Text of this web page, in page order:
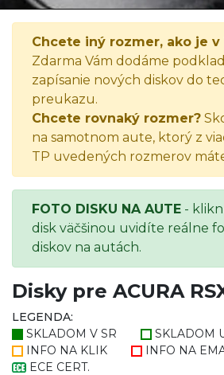
ACURA RSX, RSX, 2022
Chcete iný rozmer, ako je v
Zdarma Vám dodáme
zapísanie nových diskov do
preukazu.
Chcete rovnaký rozmer?
na samotnom aute, ktorý z
TP uvedených rozmerov
FOTO DISKU NA AUTE -
disk väčšinou uvidíte reálne
diskov na autách.
Disky pre ACURA
LEGENDA:
SKLADOM V SR
SKLADOM
INFO NA KLIK
INFO NA
ECE CERT.